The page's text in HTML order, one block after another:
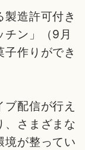
造許可付き
ン」（9月
作りができ
配信が行え
、さまざまな
境が整ってい